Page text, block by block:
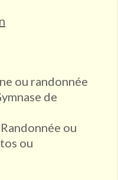
ou randonnée
de
ou
ou